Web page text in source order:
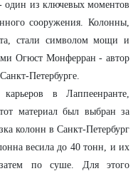
один из ключевых моментов
сооружения. Колонны,
стали символом мощи и
Огюст Монферран - автор
Петербурге.
в Лаппеенранте,
материал был выбран за
колонн в Санкт-Петербург
весила до 40 тонн, и их
по суше. Для этого